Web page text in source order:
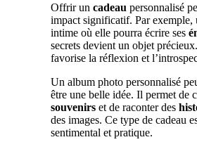
Offrir un cadeau personnalisé
impact significatif. Par exemple,
intime où elle pourra écrire ses
secrets devient un objet
favorise la réflexion et
Un album photo personnalisé
être une belle idée. Il permet de
souvenirs et de raconter des
des images. Ce type de cadeau
sentimental et pratique.